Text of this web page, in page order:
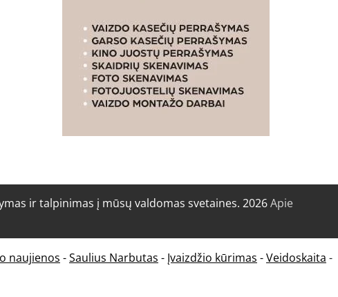
ir talpinimas į mūsų valdomas svetaines. 2026Apie
naujienos -Saulius Narbutas - Įvaizdžio kūrimas -Veidoskaita -